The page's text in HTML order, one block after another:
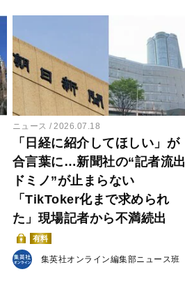
ニュース 2026.07.18
「日経に紹介してほしい」が
合言葉に…新聞社の“記者流出
ドミノ”が止まらない
「TikToker化まで求められ
た」現場記者から不満続出
有料
集英社オンライン編集部ニュース班